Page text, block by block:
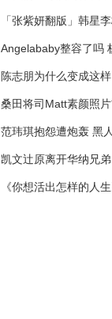
点获环球影业支持
「张紫妍翻版」韩星
娱圈性侵真相
Angelababy整容了吗
是真的
陈志朋为什么变成这
吗
桑田将司Matt素颜照
脸”话题不断
范玮琪抱怨遭炮轰 黑
老婆
凯文辻原离开华纳兄
《你想活出怎样的人